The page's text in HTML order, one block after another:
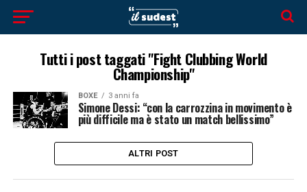
Tutti i post taggati "Fight Clubbing World
Championship"
BOXE 3 anni fa
Simone Dessi: “con la carrozzina in movimento è
più difficile ma è stato un match bellissimo”
ALTRI POST